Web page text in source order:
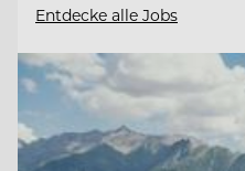
Entdecke alle Jobs